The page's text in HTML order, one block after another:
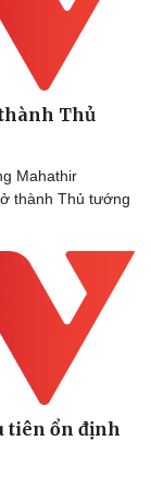
số
Thủ
Mahathir
thành Thủ tướng
tiên ổn định